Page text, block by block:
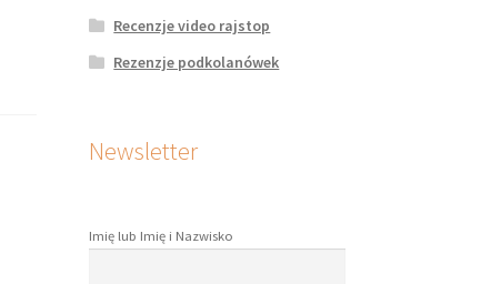
Recenzje video rajstop
Rezenzje podkolanówek
Newsletter
Imię lub Imię i Nazwisko